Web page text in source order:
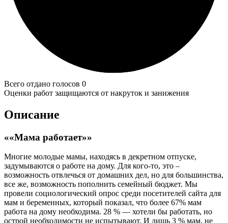
Всего отдано голосов 0
Оценки работ защищаются от накруток и занижения
Описание
««Мама работает»»
Многие молодые мамы, находясь в декретном отпуске,
задумываются о работе на дому. Для кого-то, это –
возможность отвлечься от домашних дел, но для большинства,
все же, возможность пополнить семейный бюджет. Мы
провели социологический опрос среди посетителей сайта для
мам и беременных, который показал, что более 67% мам
работа на дому необходима. 28 % — хотели бы работать, но
острой необходимости не испытывают. И лишь 3 % мам, не